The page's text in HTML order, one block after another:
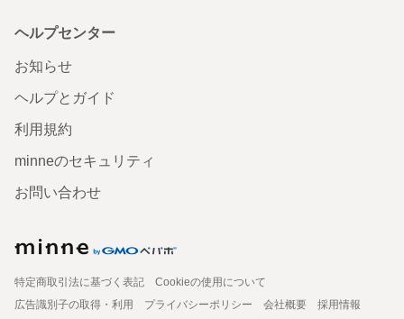
ヘルプセンター
お知らせ
ヘルプとガイド
利用規約
minneのセキュリティ
お問い合わせ
特定商取引法に基づく表記
Cookieの使用について
広告識別子の取得・利用
プライバシーポリシー 会社概要
採用情報